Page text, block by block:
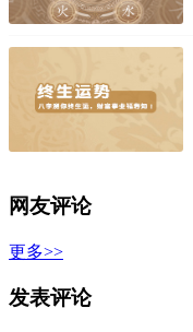
网友评论
更多>>
发表评论